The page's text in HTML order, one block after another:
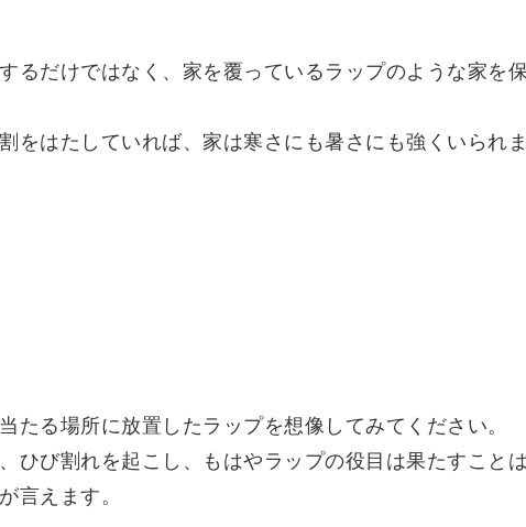
るだけではなく、家を覆っているラップのような家を
をはたしていれば、家は寒さにも暑さにも強くいられ
たる場所に放置したラップを想像してみてください。
ひび割れを起こし、もはやラップの役目は果たすこと
言えます。